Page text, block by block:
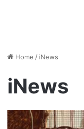
Home / iNews
iNews